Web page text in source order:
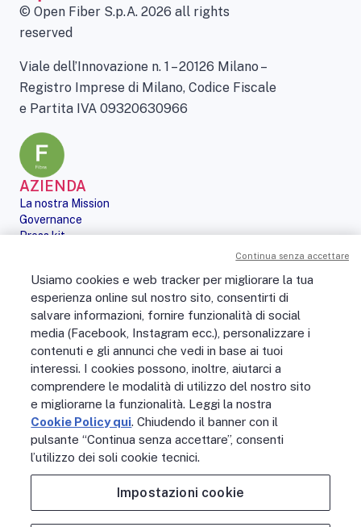
© Open Fiber S.p.A. 2026 all rights
reserved
Viale dell’Innovazione n. 1 – 20126 Milano –
Registro Imprese di Milano, Codice Fiscale
e Partita IVA 09320630966
AZIENDA
La nostra Mission
Governance
Press kit
Digital Services Act
PERSONE
No Fibra? No Party!
Posizioni aperte
La vita in Open Fiber
Lavora con noi
La nostra cultura
MONDO OPEN FIBER
Supporto
Assistenza scavi
Open Fiber Network Solutions
Area Riservata Operatori
Glossario
Usiamo cookies e web tracker per migliorare la tua
esperienza online sul nostro sito, consentirti di
salvare informazioni, fornire funzionalità di social
media (Facebook, Instagram ecc.), personalizzare i
contenuti e gli annunci che vedi in base ai tuoi
interessi. I cookies possono, inoltre, aiutarci a
comprendere le modalità di utilizzo del nostro sito
e migliorarne la funzionalità. Leggi la nostra
Cookie Policy qui. Chiudendo il banner con il
pulsante “Continua senza accettare”, consenti
l’utilizzo dei soli cookie tecnici.
Impostazioni cookie
Continua senza accettare